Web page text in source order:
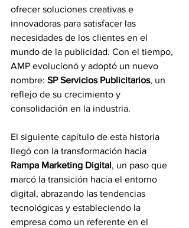
ofrecer soluciones creativas e
innovadoras para satisfacer las
necesidades de los clientes en el
mundo de la publicidad. Con el tiempo,
AMP evolucionó y adoptó un nuevo
nombre: SP Servicios Publicitarios, un
reflejo de su crecimiento y
consolidación en la industria.
El siguiente capítulo de esta historia
llegó con la transformación hacia
Rampa Marketing Digital, un paso que
marcó la transición hacia el entorno
digital, abrazando las tendencias
tecnológicas y estableciendo la
empresa como un referente en el